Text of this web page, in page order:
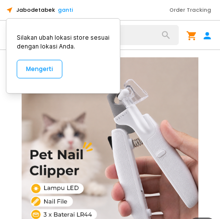
Jabodetabek ganti Order Tracking
Alat Kopi
Silakan ubah lokasi store sesuai
dengan lokasi Anda.
Mengerti